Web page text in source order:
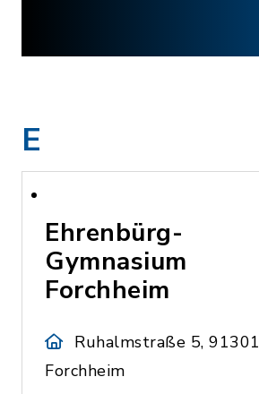
E
Ehrenbürg-
Gymnasium
Forchheim
Ruhalmstraße 5, 91301
Forchheim